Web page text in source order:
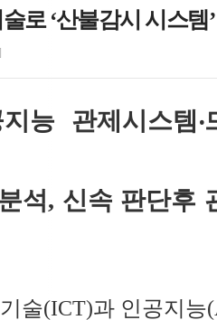
로 ‘산불감시 시스템
지능 관제시스템‧
석, 신속 판단후
술(ICT)과 인공지능